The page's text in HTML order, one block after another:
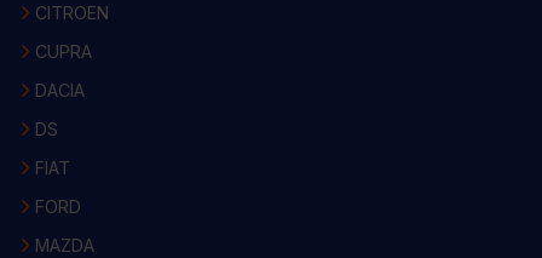
CITROEN
CUPRA
DACIA
DS
FIAT
FORD
MAZDA